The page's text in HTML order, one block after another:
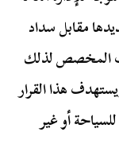
مقابل سداد
بالحساب المخصص لذلك
هذا القرار
أو غير